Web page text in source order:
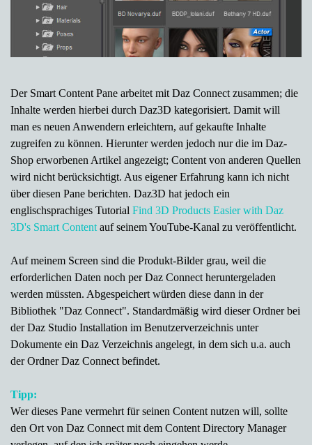
Der Smart Content Pane arbeitet mit Daz Connect zusammen; die
Inhalte werden hierbei durch Daz3D kategorisiert. Damit will
man es neuen Anwendern erleichtern, auf gekaufte Inhalte
zugreifen zu können. Hierunterwerden jedoch nur die im Daz-
Shop erworbenen Artikel angezeigt; Content von anderen Quellen
wird nicht berücksichtigt. Aus eigener Erfahrung kann ich nicht
über diesen Pane berichten. Daz3D hat jedoch ein
englischsprachiges Tutorial Find 3D Products Easier with Daz
3D's Smart Content auf seinem YouTube-Kanal zu veröffentlicht.
Auf meinem Screen sind die Produkt-Bilder grau, weil die
erforderlichen Daten noch per Daz Connect heruntergeladen
werden müssten. Abgespeichert würden diese dann in der
Bibliothek "Daz Connect". Standardmäßig wird dieser Ordner bei
der Daz Studio Installation im Benutzerverzeichnis unter
Dokumente ein Daz Verzeichnis angelegt, in dem sich u.a. auch
der Ordner Daz Connect befindet.
Tipp:
Wer dieses Pane vermehrt für seinen Content nutzen will, sollte
den Ort von Daz Connect mit dem Content Directory Manager